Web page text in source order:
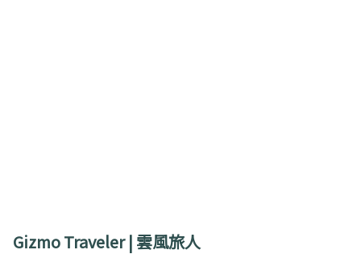
Gizmo Traveler | 雲風旅人